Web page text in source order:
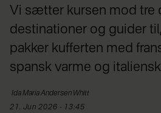
Vi sætter kursen mod tre
destinationer og guider
pakker kufferten med
spansk varme og
IdaMaria Andersen Whitt
21. Jun 2026 - 13:45